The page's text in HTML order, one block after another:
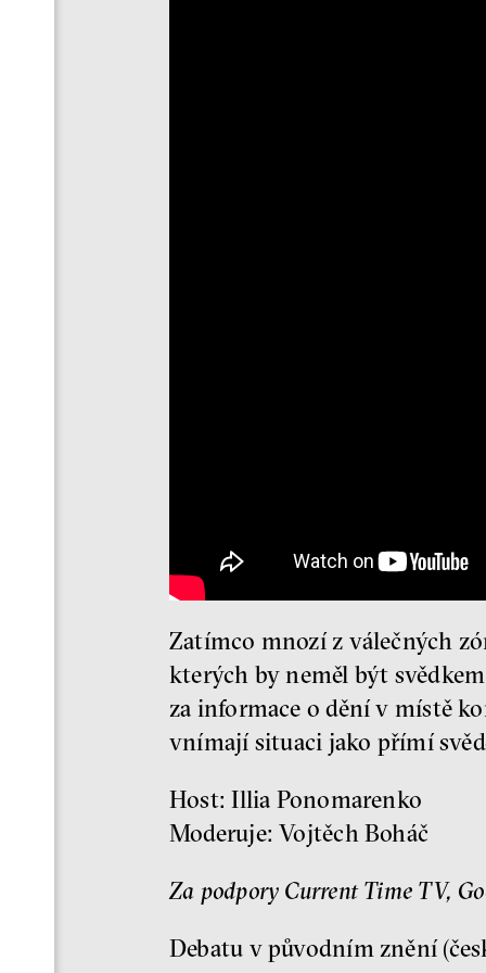
Zatímco mnozí z válečných
kterých by neměl být
za informace o dění v místě
vnímají situaci jako přímí
Host: Illia Ponomarenko
Moderuje: Vojtěch Boháč
Za podpory Current Time TV,
Debatu v původním znění